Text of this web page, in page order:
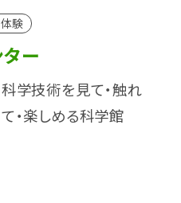
験
ー
科学技術を見て・触れ
て・楽しめる科学館